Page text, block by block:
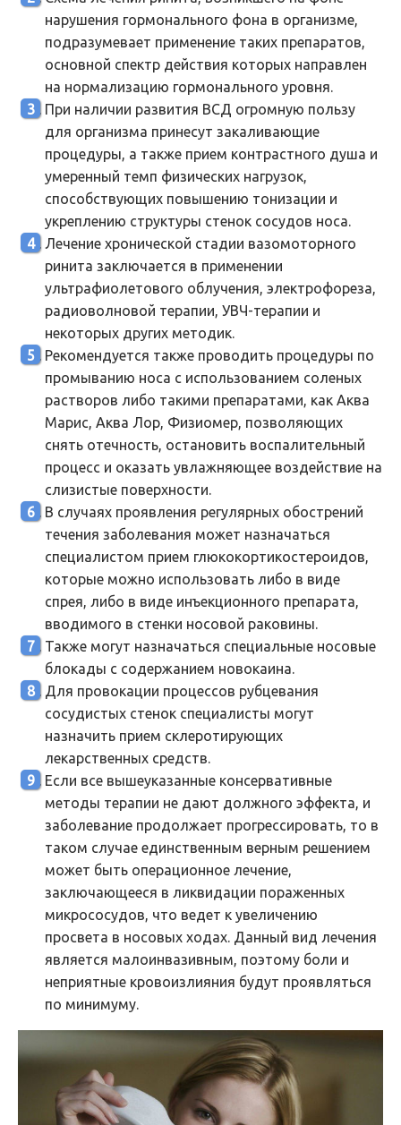
нарушения гормонального фона в организме,
подразумевает применение таких препаратов,
основной спектр действия которых направлен
на нормализацию гормонального уровня.
При наличии развития ВСД огромную пользу
для организма принесут закаливающие
процедуры, а также прием контрастного душа и
умеренный темп физических нагрузок,
способствующих повышению тонизации и
укреплению структуры стенок сосудов носа.
Лечение хронической стадии вазомоторного
ринита заключается в применении
ультрафиолетового облучения, электрофореза,
радиоволновой терапии, УВЧ-терапии и
некоторых других методик.
Рекомендуется также проводить процедуры по
промыванию носа с использованием соленых
растворов либо такими препаратами, как Аква
Марис, Аква Лор, Физиомер, позволяющих
снять отечность, остановить воспалительный
процесс и оказать увлажняющее воздействие на
слизистые поверхности.
В случаях проявления регулярных обострений
течения заболевания может назначаться
специалистом прием глюкокортикостероидов,
которые можно использовать либо в виде
спрея, либо в виде инъекционного препарата,
вводимого в стенки носовой раковины.
Также могут назначаться специальные носовые
блокады с содержанием новокаина.
Для провокации процессов рубцевания
сосудистых стенок специалисты могут
назначить прием склеротирующих
лекарственных средств.
Если все вышеуказанные консервативные
методы терапии не дают должного эффекта, и
заболевание продолжает прогрессировать, то в
таком случае единственным верным решением
может быть операционное лечение,
заключающееся в ликвидации пораженных
микрососудов, что ведет к увеличению
просвета в носовых ходах. Данный вид лечения
является малоинвазивным, поэтому боли и
неприятные кровоизлияния будут проявляться
по минимуму.